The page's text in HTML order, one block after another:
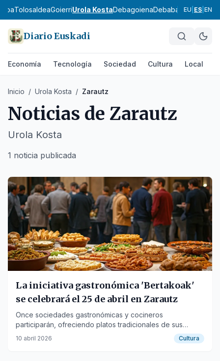
TolosaldeaGoierriUrola KostaDebagoienaDebabarrenaGran
EU ES EN
Diario Euskadi
Economía Tecnología Sociedad Cultura Local
Inicio / Urola Kosta / Zarautz
Noticias de Zarautz
Urola Kosta
1 noticia publicada
La iniciativa gastronómica 'Bertakoak'
se celebrará el 25 de abril en Zarautz
Once sociedades gastronómicas y cocineros
participarán, ofreciendo platos tradicionales de sus
países de origen.
10 abril 2026 Cultura